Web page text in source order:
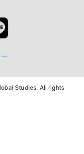
Studies. All rights